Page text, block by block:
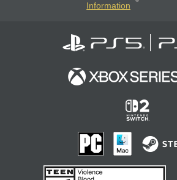
Information